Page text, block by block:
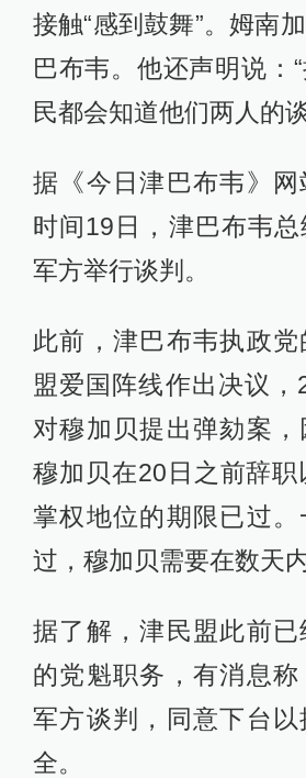
接触“感到鼓舞”。姆南
巴布韦。他还声明说：
民都会知道他们两人的
据《今日津巴布韦》
时间19日，津巴布韦
军方举行谈判。
此前，津巴布韦执政
盟爱国阵线作出决议，
对穆加贝提出弹劾案
穆加贝在20日之前辞
掌权地位的期限已过。
过，穆加贝需要在数天内
据了解，津民盟此前已
的党魁职务，有消息
军方谈判，同意下台
全。